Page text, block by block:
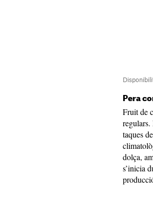
Pera
Fruit de
taques
dolça,
s’inicia